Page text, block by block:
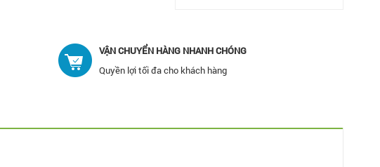
VẬN CHUYỂN HÀNG NHANH CHÓNG
Quyền lợi tối đa cho khách hàng